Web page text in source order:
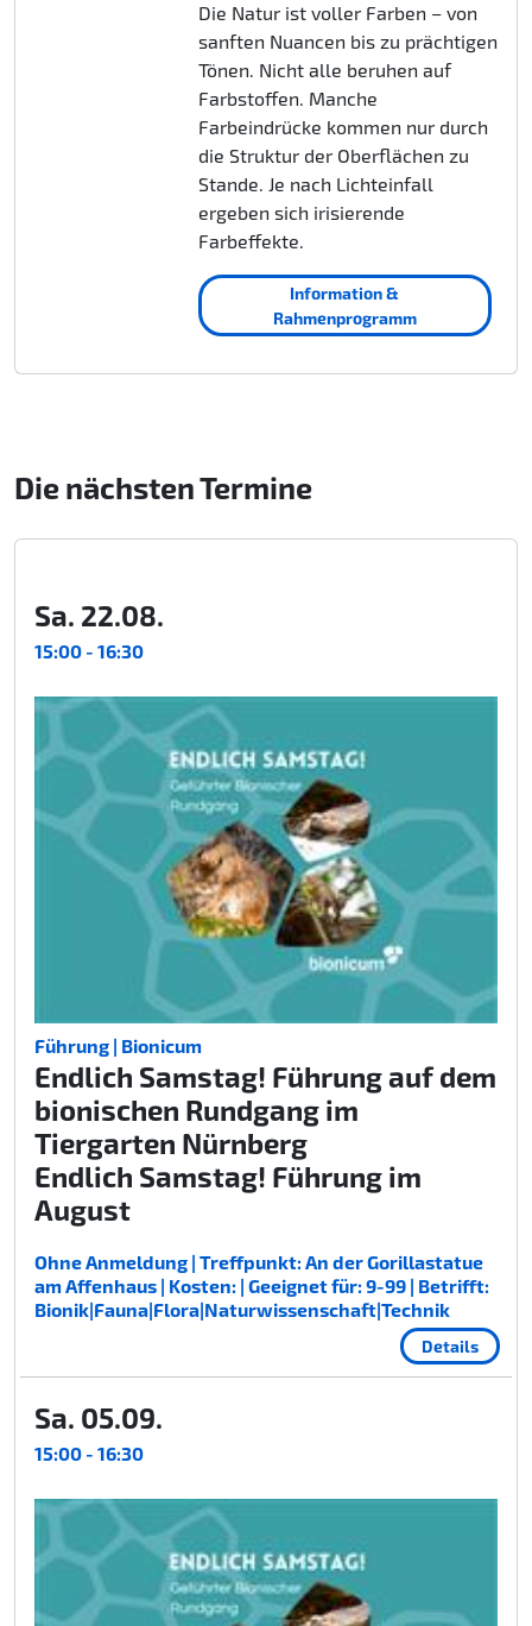
Die Natur ist voller Farben – von
sanften Nuancen bis zu prächtigen
Tönen. Nicht alle beruhen auf
Farbstoffen. Manche
Farbeindrücke kommen nur durch
die Struktur der Oberflächen zu
Stande. Je nach Lichteinfall
ergeben sich irisierende
Farbeffekte.
Information &
Rahmenprogramm
Die nächsten Termine
Sa. 22.08.
15:00 - 16:30
Führung | Bionicum
Endlich Samstag! Führung auf dem
bionischen Rundgang im
Tiergarten Nürnberg
Endlich Samstag! Führung im
August
Ohne Anmeldung | Treffpunkt: An der Gorillastatue
am Affenhaus | Kosten: | Geeignet für: 9-99 | Betrifft:
Bionik|Fauna|Flora|Naturwissenschaft|Technik
Details
Sa. 05.09.
15:00 - 16:30